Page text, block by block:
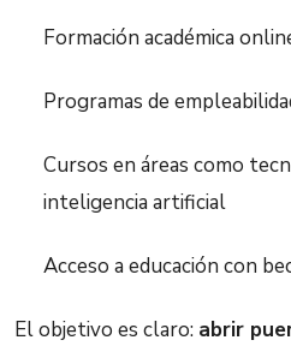
Formación académica
Programas de
Cursos en áreas como
inteligencia artificial
Acceso a educación con
El objetivo es claro: abrir